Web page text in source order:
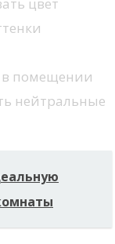
в помещении
нейтральные